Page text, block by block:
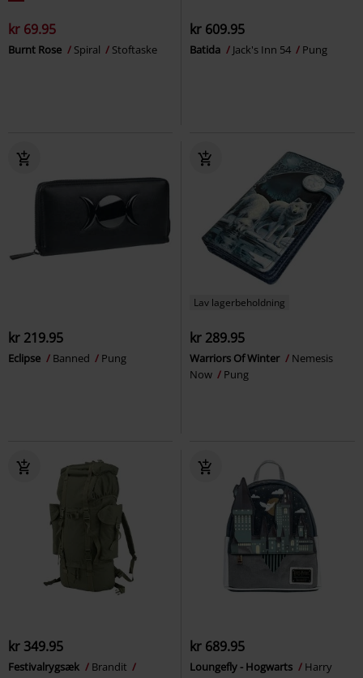
kr 69.95
Burnt Rose Spiral Stoftaske
kr 609.95
Batida Jack's Inn 54 Pung
kr 219.95
Eclipse Banned Pung
Lav lagerbeholdning
kr 289.95
Warriors Of Winter
Nemesis
Now
Pung
kr 349.95
Festivalrygsæk
Brandit
kr 689.95
Loungefly - Hogwarts
Harry